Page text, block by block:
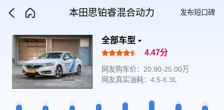
本田思铂睿混合动力 发布短口碑
全部车型
4.47分
网友购车价：20.90-25.00万
网友真实油耗：4.5-6.3L